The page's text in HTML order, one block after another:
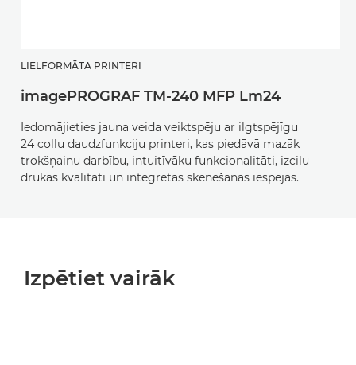
LIELFORMĀTA PRINTERI
imagePROGRAF TM-240 MFP Lm24
Iedomājieties jauna veida veiktspēju ar ilgtspējīgu
24 collu daudzfunkciju printeri, kas piedāvā mazāk
trokšņainu darbību, intuitīvāku funkcionalitāti, izcilu
drukas kvalitāti un integrētas skenēšanas iespējas.
Izpētiet vairāk